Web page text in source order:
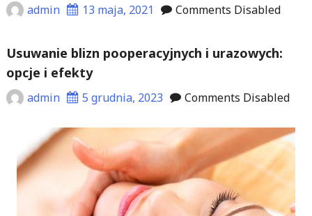
admin 13 maja, 2021 Comments Disabled
Usuwanie blizn pooperacyjnych i urazowych:
opcje i efekty
admin 5 grudnia, 2023 Comments Disabled